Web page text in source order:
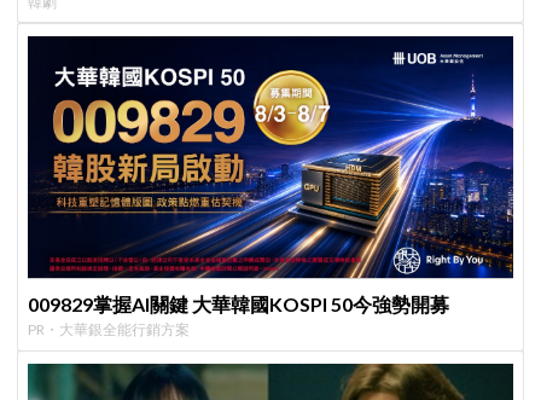
009829掌握AI關鍵 大華韓國KOSPI 50今強勢開募
PR・大華銀全能行銷方案